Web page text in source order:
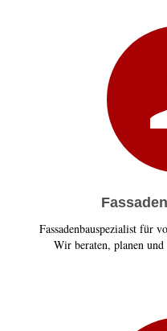
Fassadenbauspezialist für
Wir beraten, planen